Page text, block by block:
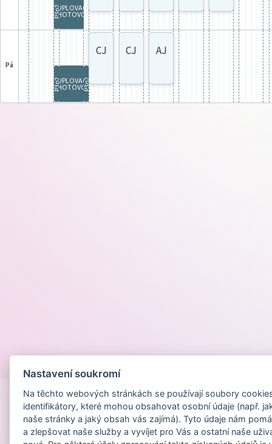
P3p2
SUPLOVACÍ
POHOTOVOST
pá
CJ CJ AJ
P3p2 P3p2
SUPLOVACÍ
POHOTOVOST
Nastavení soukromí
Na těchto webových stránkách se používají soubory
identifikátory, které mohou obsahovat osobní údaje (např.
naše stránky a jaký obsah vás zajímá). Tyto údaje nám
a zlepšovat naše služby a vyvíjet pro Vás a ostatní naše